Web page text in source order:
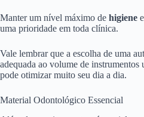
Manter um nível máximo de higiene
uma prioridade em toda clínica.
Vale lembrar que a escolha de uma
adequada ao volume de instrumentos
pode otimizar muito seu dia a dia.
Material Odontológico Essencial